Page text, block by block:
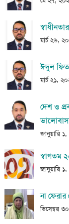
মার্চ ২৬,
ঈদুল
মার্চ ২১,
দেশ ও
জানুয়ারি
স্বাগতম
জানুয়ারি
না
ডিসেম্বর